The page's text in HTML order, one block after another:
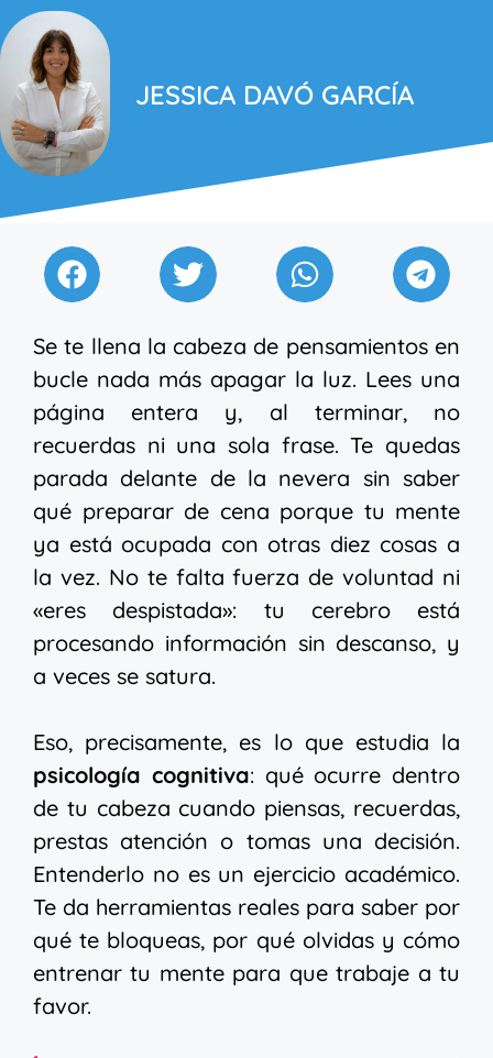
JESSICA DAVÓ GARCÍA
Se te llena la cabeza de pensamientos en
bucle nada más apagar la luz. Lees una
página entera y, al terminar, no
recuerdas ni una sola frase. Te quedas
parada delante de la nevera sin saber
qué preparar de cena porque tu mente
ya está ocupada con otras diez cosas a
la vez. No te falta fuerza de voluntad ni
«eres despistada»: tu cerebro está
procesando información sin descanso, y
a veces se satura.
Eso, precisamente, es lo que estudia la
psicología cognitiva: qué ocurre dentro
de tu cabeza cuando piensas, recuerdas,
prestas atención o tomas una decisión.
Entenderlo no es un ejercicio académico.
Te da herramientas reales para saber por
qué te bloqueas, por qué olvidas y cómo
entrenar tu mente para que trabaje a tu
favor.